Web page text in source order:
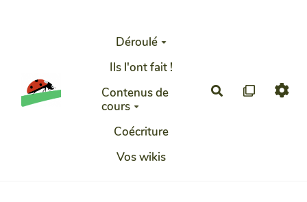
Déroulé
Ils l'ont fait !
Contenus de
cours
Coécriture
Vos wikis
Rechercher